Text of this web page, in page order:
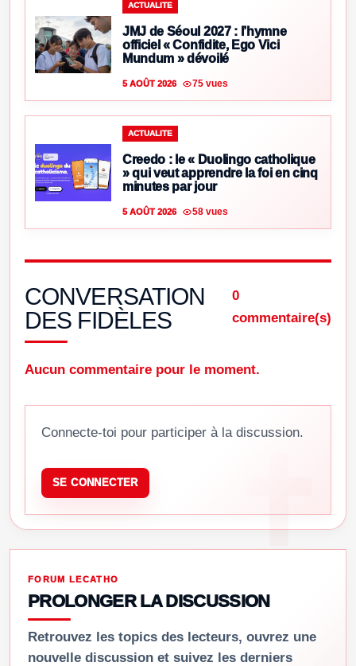
ACTUALITE
JMJ de Séoul 2027 : l’hymne
officiel « Confidite, Ego Vici
Mundum » dévoilé
5 AOÛT 2026 75 vues
ACTUALITE
Creedo : le « Duolingo catholique
» qui veut apprendre la foi en cinq
minutes par jour
5 AOÛT 2026 58 vues
CONVERSATION
DES FIDÈLES
0
commentaire(s)
Aucun commentaire pour le moment.
Connecte-toi pour participer à la discussion.
SE CONNECTER
FORUM LECATHO
PROLONGER LA DISCUSSION
Retrouvez les topics des lecteurs, ouvrez une
nouvelle discussion et suivez les derniers